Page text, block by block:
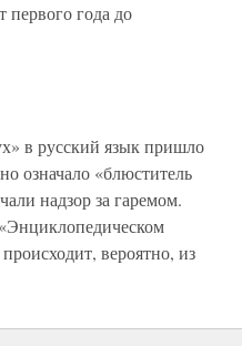
первого года до
в русский язык пришло
означало «блюститель
надзор за гаремом.
вероятно, из